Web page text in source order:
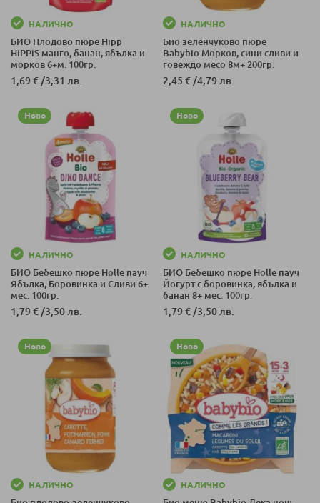
НАЛИЧНО
БИО Плодово пюре Hipp
HiPPiS манго, банан, ябълка и
морков 6+м. 100гр.
1,69 € /3,31 лв.
НАЛИЧНО
Био зеленчуково пюре
Babybio Морков, сини сливи и
говеждо месо 8м+ 200гр.
2,45 € /4,79 лв.
Ново
НАЛИЧНО
БИО Бебешко пюре Holle пауч
Ябълка, Боровинка и Сливи 6+
мес. 100гр.
1,79 € /3,50 лв.
Ново
НАЛИЧНО
БИО Бебешко пюре Holle пауч
Йогурт с боровинка, ябълка и
банан 8+ мес. 100гр.
1,79 € /3,50 лв.
Ново
НАЛИЧНО
Ново
НАЛИЧНО